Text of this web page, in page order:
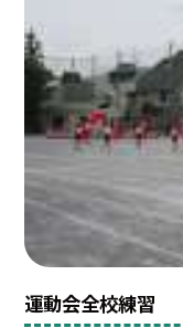
運動会全校練習